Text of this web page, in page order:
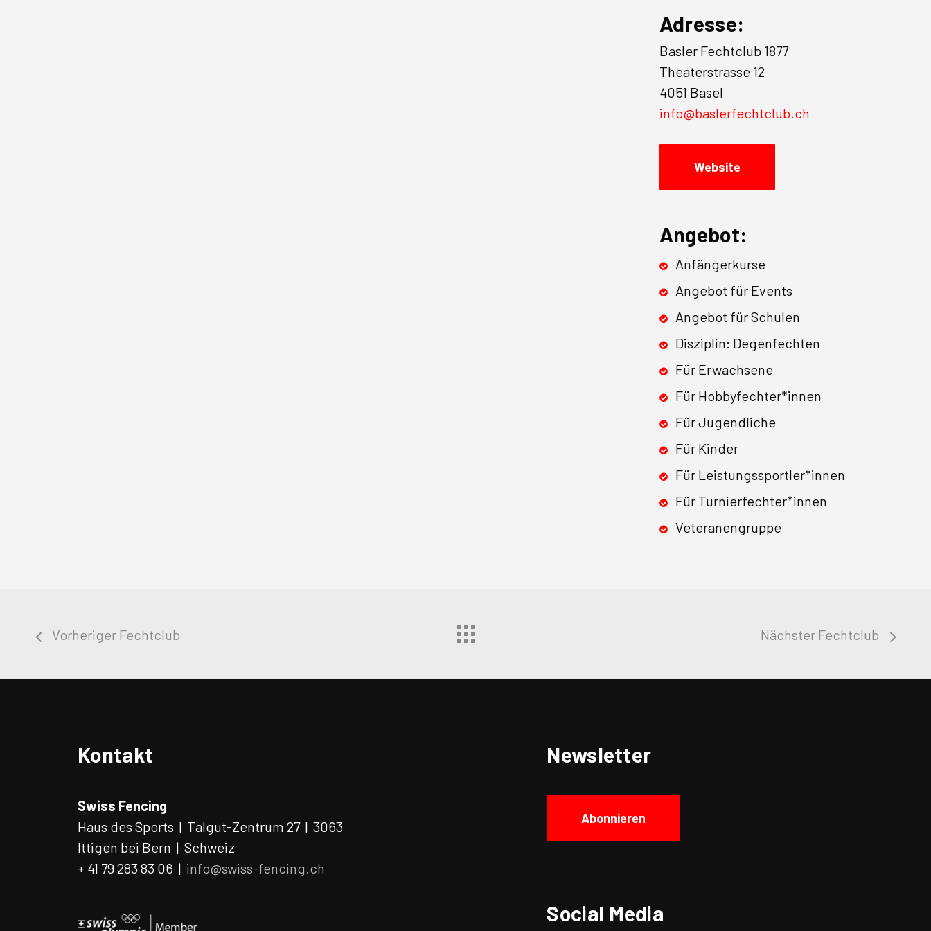
Adresse:
Basler Fechtclub 1877
Theaterstrasse 12
4051 Basel
info@baslerfechtclub.ch
Website
Angebot:
Anfängerkurse
Angebot für Events
Angebot für Schulen
Disziplin: Degenfechten
Für Erwachsene
Für Hobbyfechter*innen
Für Jugendliche
Für Kinder
Für Leistungssportler*innen
Für Turnierfechter*innen
Veteranengruppe
Vorheriger Fechtclub Nächster Fechtclub
Kontakt
Swiss Fencing
Haus des Sports | Talgut-Zentrum 27 | 3063
Ittigen bei Bern | Schweiz
+ 41 79 283 83 06 | info@swiss-fencing.ch
Newsletter
Abonnieren
Social Media